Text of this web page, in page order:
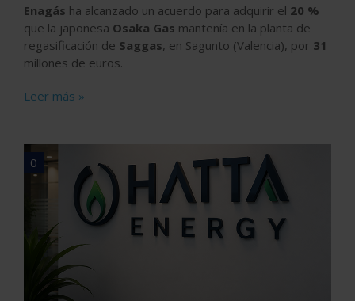
Enagás ha alcanzado un acuerdo para adquirir el 20 %
que la japonesa Osaka Gas mantenía en la planta de
regasificación de Saggas, en Sagunto (Valencia), por 31
millones de euros.
Leer más »
0